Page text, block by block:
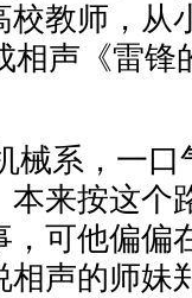
教师，从
相声《雷锋
械系，一
本来按这个
可他偏偏
声的师妹